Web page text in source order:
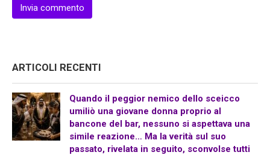
ARTICOLI RECENTI
Quando il peggior nemico dello sceicco
umiliò una giovane donna proprio al
bancone del bar, nessuno si aspettava una
simile reazione… Ma la verità sul suo
passato, rivelata in seguito, sconvolse tutti